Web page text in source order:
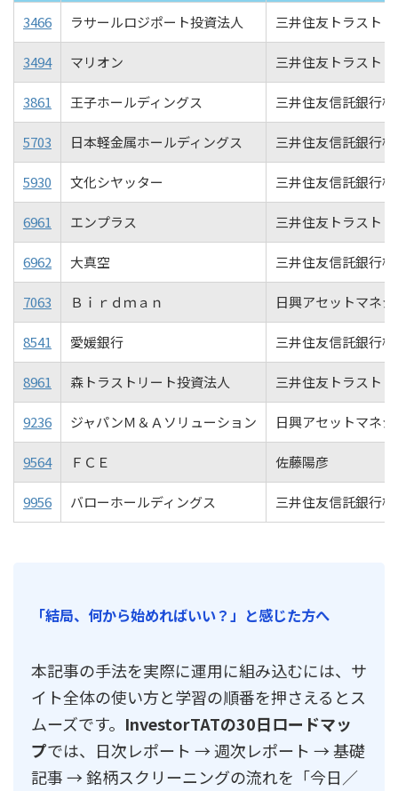
3466 ラサールロジポート投資法人 三井住友トラスト
3494 マリオン 三井住友トラスト
3861 王子ホールディングス 三井住友信託銀行
5703 日本軽金属ホールディングス 三井住友信託銀行
5930 文化シヤッター 三井住友信託銀行
6961 エンプラス 三井住友トラスト
6962 大真空 三井住友信託銀行
7063 Ｂｉｒｄｍａｎ 日興アセットマネ
8541 愛媛銀行 三井住友信託銀行
8961 森トラストリート投資法人 三井住友トラスト
9236 ジャパンＭ＆Ａソリューション 日興アセットマネ
9564 ＦＣＥ 佐藤陽彦
9956 バローホールディングス 三井住友信託銀行
「結局、何から始めればいい？」と感じた方へ
本記事の手法を実際に運用に組み込むには、サ
イト全体の使い方と学習の順番を押さえるとス
ムーズです。 InvestorTATの30日ロードマッ
プでは、日次レポート → 週次レポート → 基礎
記事 → 銘柄スクリーニングの流れを「今日／